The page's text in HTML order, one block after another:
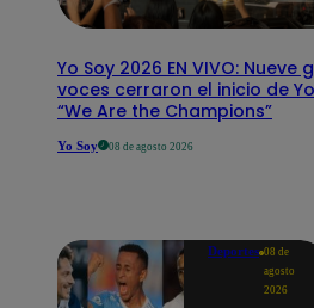
Yo Soy 2026 EN VIVO: Nueve
voces cerraron el inicio de
“We Are the Champions”
Yo Soy 08 de agosto 2026
Deportes 08 de
agosto
2026